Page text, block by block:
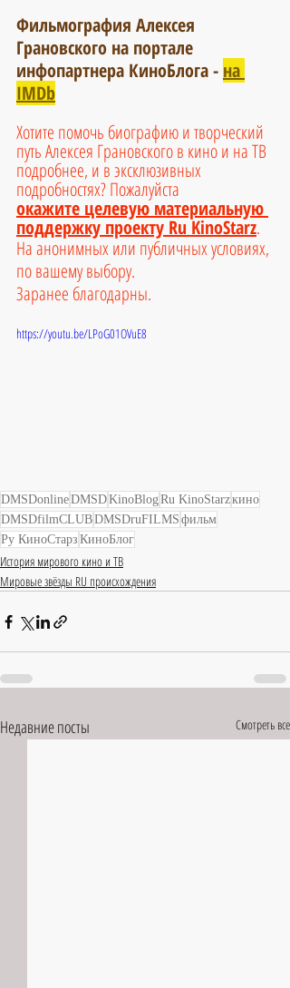
Фильмография Алексея
Грановского на портале
инфопартнера КиноБлога - на
IMDb
Хотите помочь биографию и творческий
путь Алексея Грановского в кино и на ТВ
подробнее, и в эксклюзивных
подробностях? Пожалуйста
окажите целевую материальную
поддержку проекту Ru KinoStarz.
На анонимных или публичных условиях,
по вашему выбору.
Заранее благодарны.
https://youtu.be/LPoG01OVuE8
DMSDonlineDMSDKinoBlogRu KinoStarzкино
DMSDfilmCLUBDMSDruFILMS фильм
Ру КиноСтарз КиноБлог
История мирового кино и ТВ
Мировые звёзды RU происхождения
Недавние посты Смотреть все